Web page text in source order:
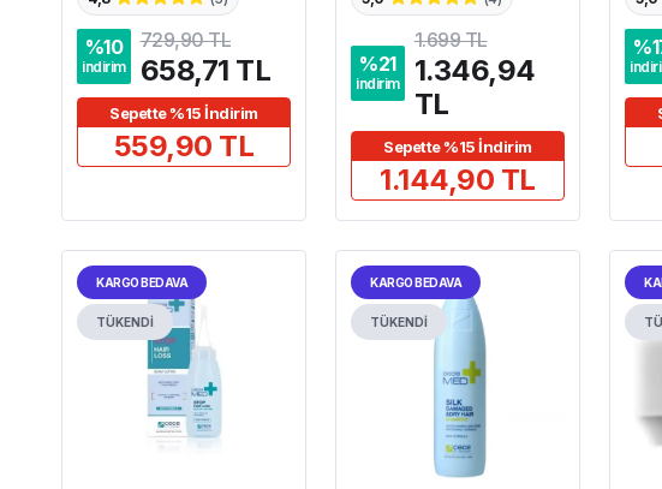
%10
indirim
729,90 TL
658,71 TL
Sepette %15 İndirim
559,90 TL
%21
indirim
1.699 TL
1.346,94
TL
Sepette %15 İndirim
1.144,90 TL
%
KARGO BEDAVA
TÜKENDİ
KARGO BEDAVA
TÜKENDİ